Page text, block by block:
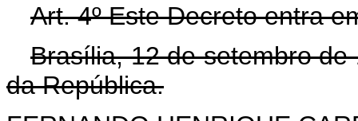
Art. 4º Este Decreto entra
Brasília, 12 de setembro de
da República.